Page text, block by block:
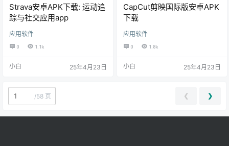
Strava安卓APK下载: 运动追
踪与社交应用app
应用软件
0 1.1k
小白 25年4月23日
CapCut剪映国际版安卓APK
下载
应用软件
0 1.8k
小白 25年4月23日
/58 页 ❮ ❯